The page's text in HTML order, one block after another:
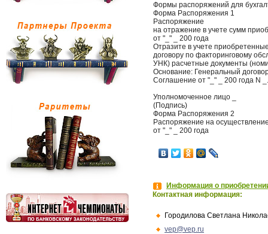
Формы распоряжений для
Форма Распоряжения 1
Распоряжение
на отражение в учете сумм
от "_" _ 200 года
Отразите в учете
договору по факторинговому
УНК) расчетные документы
Основание: Генеральный
Соглашение от "_" _ 200 года N _.
Уполномоченное лицо _
(Подпись)
Форма Распоряжения 2
Распоряжение на
от "_" _ 200 года
Информация о
Контактная информация:
Городилова Светлана
vep@vep.ru